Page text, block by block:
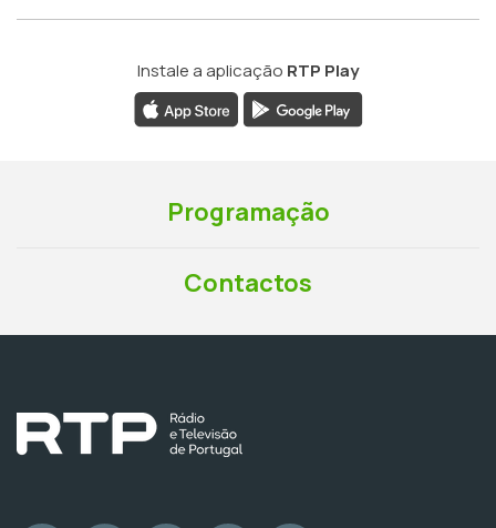
Instale a aplicação RTP Play
Programação
Contactos